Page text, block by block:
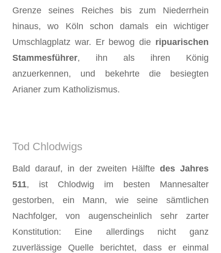
Grenze seines Reiches bis zum Niederrhein
hinaus, wo Köln schon damals ein wichtiger
Umschlagplatz war. Er bewog die ripuarischen
Stammesführer, ihn als ihren König
anzuerkennen, und bekehrte die besiegten
Arianer zum Katholizismus.
Tod Chlodwigs
Bald darauf, in der zweiten Hälftedes Jahres
511, ist Chlodwig im besten Mannesalter
gestorben, ein Mann, wie seine sämtlichen
Nachfolger, von augenscheinlich sehr zarter
Konstitution: Eine allerdings nicht ganz
zuverlässige Quelle berichtet, dass er einmal